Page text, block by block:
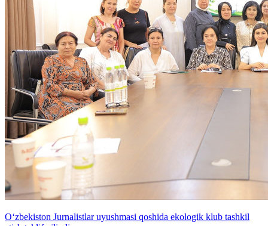
O‘zbekiston Jurnalistlar uyushmasi qoshida ekologik klub tashkil